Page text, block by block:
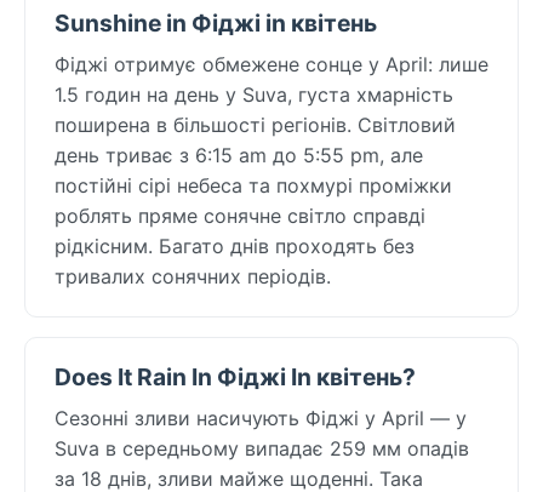
Sunshine in Фіджі in квітень
Фіджі отримує обмежене сонце у April: лише
1.5 годин на день у Suva, густа хмарність
поширена в більшості регіонів. Світловий
день триває з 6:15 am до 5:55 pm, але
постійні сірі небеса та похмурі проміжки
роблять пряме сонячне світло справді
рідкісним. Багато днів проходять без
тривалих сонячних періодів.
Does It Rain In Фіджі In квітень?
Сезонні зливи насичують Фіджі у April — у
Suva в середньому випадає 259 мм опадів
за 18 днів, зливи майже щоденні. Така